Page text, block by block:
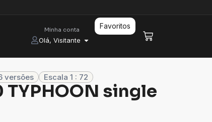
Minha conta
Olá, Visitante
Favoritos
versões Escala 1 : 72
TYPHOON single